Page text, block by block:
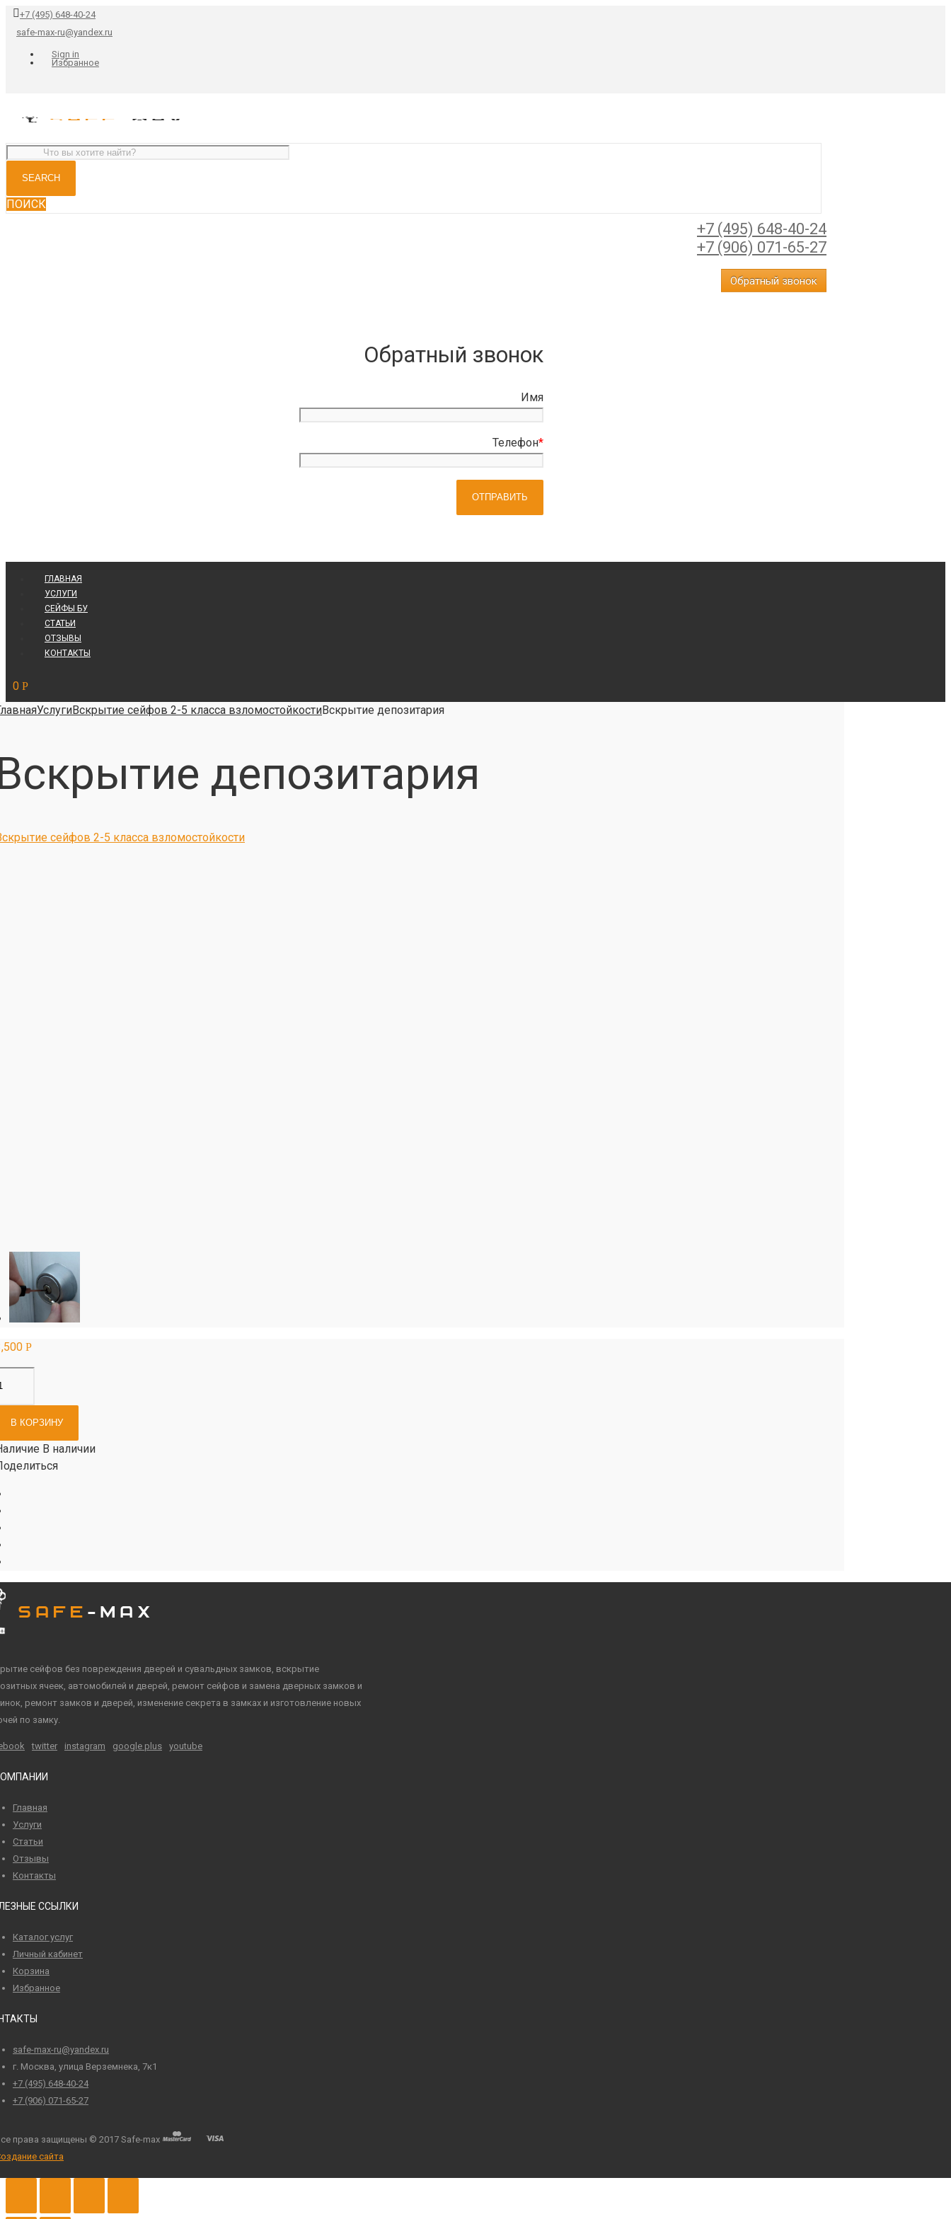
+7 (495) 648-40-24
safe-max-ru@yandex.ru
Sign in
Избранное
ПОИСК
+7 (495) 648-40-24
+7 (906) 071-65-27
Обратный звонок
Обратный звонок
Имя
Телефон*
ГЛАВНАЯ
УСЛУГИ
СЕЙФЫ БУ
СТАТЬИ
ОТЗЫВЫ
КОНТАКТЫ
0 Р
УслугиВскрытие сейфов 2-5 класса взломостойкостиВскрытие депозитария
депозитария
сейфов 2-5 класса взломостойкости
Р
В КОРЗИНУ
В наличии
сейфов без повреждения дверей и сувальдных замков, вскрытие
ячеек, автомобилей и дверей, ремонт сейфов и замена дверных замков и
ремонт замков и дверей, изменение секрета в замках и изготовление новых
по замку.
twitter instagram google plus youtube
Главная
Услуги
Статьи
Отзывы
Контакты
ССЫЛКИ
Каталог услуг
Личный кабинет
Корзина
Избранное
safe-max-ru@yandex.ru
г. Москва, улица Верземнека, 7к1
+7 (495) 648-40-24
+7 (906) 071-65-27
права защищены © 2017 Safe-max
сайта